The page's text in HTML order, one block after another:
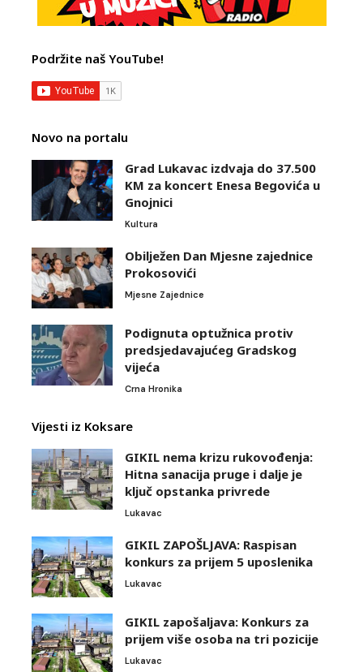
Podržite naš YouTube!
Novo na portalu
Grad Lukavac izdvaja do 37.500
KM za koncert Enesa Begovića u
Gnojnici
Kultura
Obilježen Dan Mjesne zajednice
Prokosovići
Mjesne Zajednice
Podignuta optužnica protiv
predsjedavajućeg Gradskog
vijeća
Crna Hronika
Vijesti iz Koksare
GIKIL nema krizu rukovođenja:
Hitna sanacija pruge i dalje je
ključ opstanka privrede
Lukavac
GIKIL ZAPOŠLJAVA: Raspisan
konkurs za prijem 5 uposlenika
Lukavac
GIKIL zapošaljava: Konkurs za
prijem više osoba na tri pozicije
Lukavac